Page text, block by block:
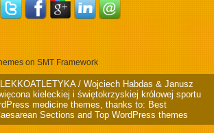
on SMT Framework
/ Wojciech Habdas & Janusz
kieleckiej i świętokrzyskiej królowej sportu
medicine themes , thanks to: Best
Sections and Top WordPress themes